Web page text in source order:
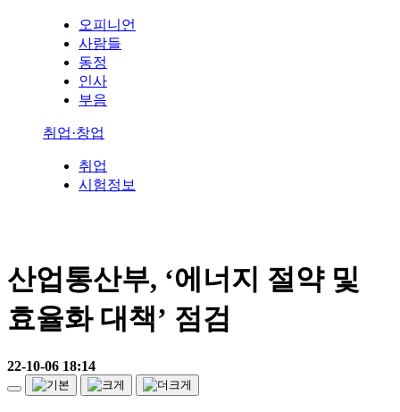
오피니언
사람들
동정
인사
부음
취업·창업
취업
시험정보
산업통산부, ‘에너지 절약 및
효율화 대책’ 점검
22-10-06 18:14